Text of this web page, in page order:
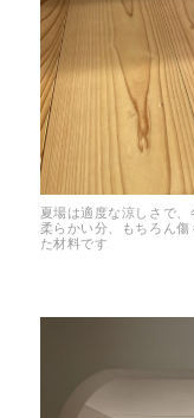
夏場は適度な涼しさで
柔らかい分、もちろん
た材料です